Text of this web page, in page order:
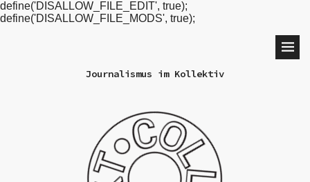
define('DISALLOW_FILE_EDIT', true);
define('DISALLOW_FILE_MODS', true);
Journalismus im Kollektiv